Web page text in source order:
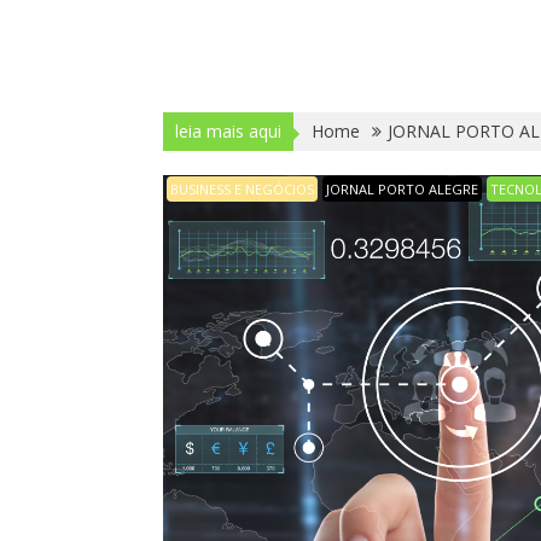
leia mais aqui Home JORNAL PORTO
BUSINESS E NEGÓCIOS JORNAL PORTO ALEGRE